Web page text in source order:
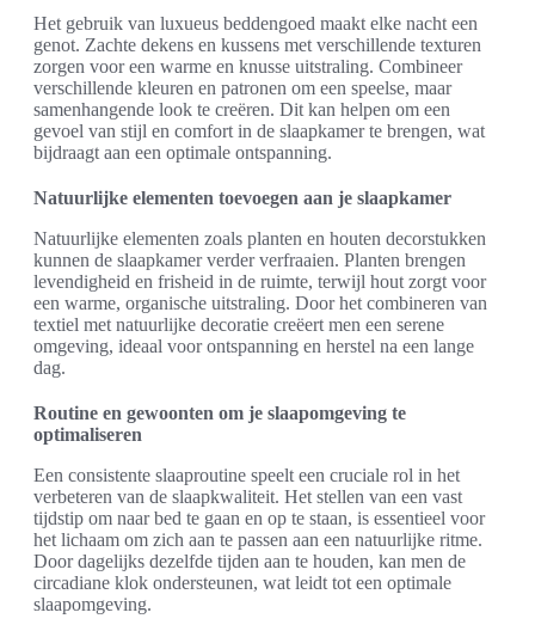
Het gebruik van luxueus beddengoed maakt elke nacht een
genot. Zachte dekens en kussens met verschillende texturen
zorgen voor een warme en knusse uitstraling. Combineer
verschillende kleuren en patronen om een speelse, maar
samenhangende look te creëren. Dit kan helpen om een
gevoel van stijl en comfort in de slaapkamer te brengen, wat
bijdraagt aan een optimale ontspanning.
Natuurlijke elementen toevoegen aan je slaapkamer
Natuurlijke elementen zoals planten en houten decorstukken
kunnen de slaapkamer verder verfraaien. Planten brengen
levendigheid en frisheid in de ruimte, terwijl hout zorgt voor
een warme, organische uitstraling. Door het combineren van
textiel met natuurlijke decoratie creëert men een serene
omgeving, ideaal voor ontspanning en herstel na een lange
dag.
Routine en gewoonten om je slaapomgeving te
optimaliseren
Een consistente slaaproutine speelt een cruciale rol in het
verbeteren van de slaapkwaliteit. Het stellen van een vast
tijdstip om naar bed te gaan en op te staan, is essentieel voor
het lichaam om zich aan te passen aan een natuurlijke ritme.
Door dagelijks dezelfde tijden aan te houden, kan men de
circadiane klok ondersteunen, wat leidt tot een optimale
slaapomgeving.